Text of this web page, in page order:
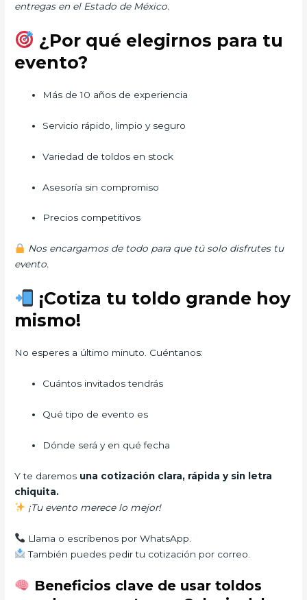
entregas en el Estado de México.
¿Por qué elegirnos para tu
evento?
Más de 10 años de experiencia
Servicio rápido, limpio y seguro
Variedad de toldos en stock
Asesoría sin compromiso
Precios competitivos
Nos encargamos de todo para que tú solo disfrutes tu
evento.
¡Cotiza tu toldo grande hoy
mismo!
No esperes a último minuto. Cuéntanos:
Cuántos invitados tendrás
Qué tipo de evento es
Dónde será y en qué fecha
Y te daremos una cotización clara, rápida y sin letra
chiquita.
¡Tu evento merece lo mejor!
Llama o escríbenos por WhatsApp.
También puedes pedir tu cotización por correo.
Beneficios clave de usar toldos